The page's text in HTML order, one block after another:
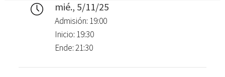
mié., 5/11/25
Admisión: 19:00
Inicio: 19:30
Ende: 21:30